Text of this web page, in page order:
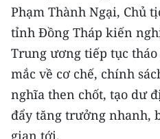
CÁC CHUYÊN TRANG
VỀ BÁO NHÂN DÂN
THỜI NAY
NHÂN DÂN CUỐI TUẦN
Phạm Thành Ngại, Chủ
tỉnh Đồng Tháp kiến
Trung ương tiếp tục
mắc về cơ chế, chính
nghĩa then chốt, tạo dư
đẩy tăng trưởng nhanh,
gian tới.